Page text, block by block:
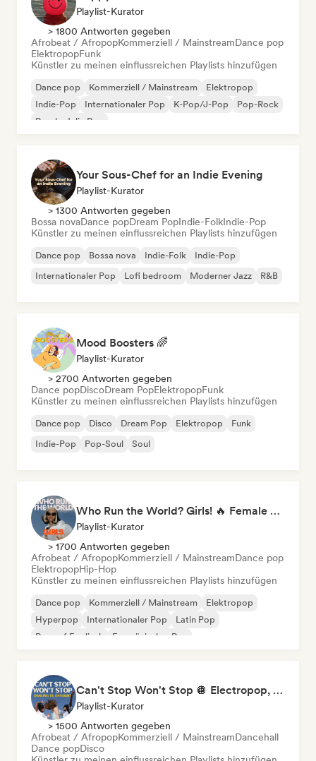
Playlist-Kurator
> 1800 Antworten gegeben
Afrobeat / AfropopKommerziell / MainstreamDance pop
ElektropopFunk
Künstler zu meinen einflussreichen Playlists hinzufügen
Dance pop Kommerziell / Mainstream
Elektropop
Indie-Pop
Internationaler Pop K-Pop/J-Pop
Pop-Rock
Psychedelic Pop
Your Sous-Chef for an Indie Evening
Playlist-Kurator
> 1300 Antworten gegeben
Bossa novaDance popDream PopIndie-FolkIndie-Pop
Künstler zu meinen einflussreichen Playlists hinzufügen
Dance pop Bossa nova Indie-Folk
Indie-Pop
Internationaler Pop
Lofi bedroom Moderner Jazz R&B
Mood Boosters 🌈
Playlist-Kurator
> 2700 Antworten gegeben
Dance popDiscoDream PopElektropopFunk
Künstler zu meinen einflussreichen Playlists hinzufügen
Dance pop Disco Dream Pop Elektropop
Funk
Indie-Pop
Pop-Soul Soul
Who Run the World? Girls! 🔥 Female Empowerment Pop & Girl-Power Anthems
Playlist-Kurator
> 1700 Antworten gegeben
Afrobeat / AfropopKommerziell / MainstreamDance pop
ElektropopHip-Hop
Künstler zu meinen einflussreichen Playlists hinzufügen
Dance pop Kommerziell / Mainstream
Elektropop
Hyperpop
Internationaler Pop
Latin Pop
Rap auf Englisch
Französischer Rap
Can't Stop Won't Stop 🪩 Electropop, Dance-Pop & Nu Disco
Playlist-Kurator
> 1500 Antworten gegeben
Afrobeat / AfropopKommerziell / MainstreamDancehall
Dance popDisco